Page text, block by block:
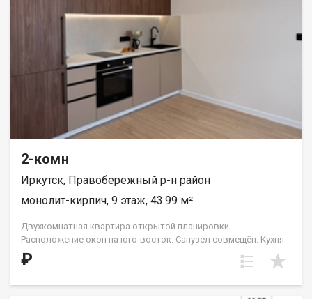
2-комн
Иркутск, Правобережный р-н район
монолит-кирпич, 9 этаж, 43.99 м²
Двухкомнатная квартира открытой планировки.
Расположение окон на юго-восток. Санузел совмещён. Кухня
выделена в нишу. На чётных этажах (с 4-го по 16-й) в
планировке есть небольшой французский балкон с видом во
₽